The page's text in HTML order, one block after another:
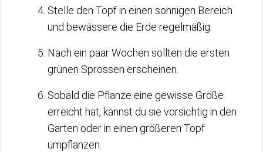
Stelle den Topf in einen sonnigen Bereich
und bewässere die Erde regelmäßig.
Nach ein paar Wochen sollten die ersten
grünen Sprossen erscheinen.
Sobald die Pflanze eine gewisse Größe
erreicht hat, kannst du sie vorsichtig in den
Garten oder in einen größeren Topf
umpflanzen.